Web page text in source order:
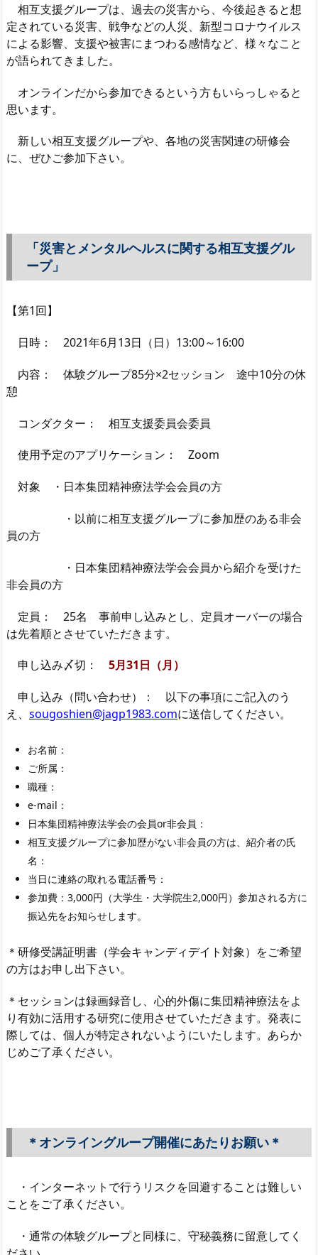
相互支援グループは、過去の災害から、今後起きると想
定されている災害、戦争などの人災、新型コロナウイルス
による影響、支援や被害にまつわる感情など、様々なこと
が語られてきました。
オンラインだから参加できるという方もいらっしゃると
思います。
新しい相互支援グループや、各地の災害関連の研修会
に、ぜひご参加下さい。
「災害とメンタルヘルスに関する相互支援グル
ープ」
【第1回】
日時： 2021年6月13日（日）13:00～16:00
内容： 体験グループ85分×2セッション 途中10分の休
憩
コンダクター： 相互支援委員会委員
使用予定のアプリケーション： Zoom
対象 ・日本集団精神療法学会会員の方
・以前に相互支援グループに参加歴のある非会
員の方
・日本集団精神療法学会会員から紹介を受けた
非会員の方
定員： 25名 事前申し込みとし、定員オーバーの場合
は先着順とさせていただきます。
申し込み〆切： 5月31日（月）
申し込み（問い合わせ）： 以下の事項にご記入のう
え、 sougoshien@jagp1983.comに送信してください。
お名前：
ご所属：
職種：
e-mail：
日本集団精神療法学会の会員or非会員：
相互支援グループに参加歴がない非会員の方は、紹介者の氏
名：
当日に連絡の取れる電話番号：
参加費：3,000円（大学生・大学院生2,000円）参加される方に
振込先をお知らせします。
＊研修受講証明書（学会キャンディデイト対象）をご希望
の方はお申し出下さい。
＊セッションは録画録音し、心的外傷に集団精神療法をよ
り有効に活用する研究に使用させていただきます。発表に
際しては、個人が特定されないようにいたします。あらか
じめご了承ください。
＊オンライングループ開催にあたりお願い＊
・インターネットで行うリスクを回避することは難しい
ことをご了承ください。
・通常の体験グループと同様に、守秘義務に留意してく